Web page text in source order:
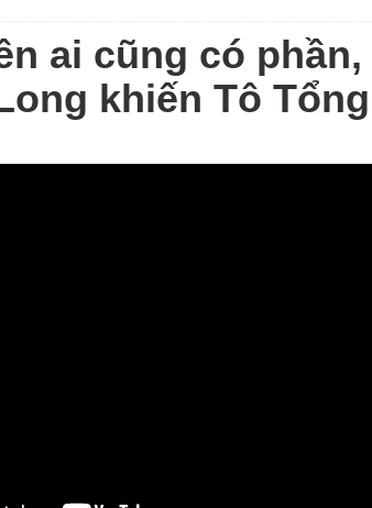
ai cũng có
khiến Tô